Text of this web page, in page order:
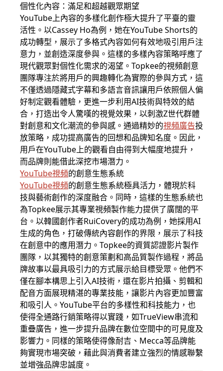
個性化內容：滿足和超越觀眾期望
YouTube上內容的多樣化創作極大提升了平臺的靈
活性。以Cassey Ho為例，她在YouTube Shorts的
成功轉型，展示了多格式內容如何有效地吸引用戶注
意力，並創造深度參與。這樣的多樣內容策略呼應了
現代觀眾對個性化需求的渴望。Topkee的視頻創意
團隊專注於將用戶的興趣轉化為實際的參與方式，這
不僅透過隱藏式字幕和多語言音訊讓用戶依照個人偏
好制定觀看體驗，更進一步利用AI技術與特效的結
合，打造出令人驚嘆的視覺效果，以刺激Z世代群體
對創意和文化潮流的參與感。通過精妙的視頻廣告投
放策略，成功提高廣告的回想和品牌知名度。因此，
用戶在YouTube上的觀看自由得到大幅度地提升，
而品牌則能借此深挖市場潛力。
YouTube視頻的創意生態系統
YouTube視頻的創意生態系統極具活力，體現於科
技與藝術創作的深度融合。同時，這樣的生態系統也
為Topkee展示其專業視頻製作能力提供了廣闊的平
台。以韓國創作者RuiCovery的成功為例，她採用AI
生成的角色，打破傳統內容創作的界限，展示了科技
在創意中的應用潛力。Topkee的資質認證影片製作
團隊，以其獨特的創意策劃和高品質製作過程，將品
牌故事以最具吸引力的方式展示給目標受眾。他們不
僅在腳本構思上引入AI技術，還在影片拍攝、剪輯和
配音方面展現精湛的專業技能，讓影片內容更加豐富
和吸引人。YouTube平台的多樣性和科技能力，也
使得全通路行銷策略得以實踐，如TrueView串流和
重疊廣告，進一步提升品牌在數位空間中的可見度及
影響力。同樣的策略使得像耐吉、Mecca等品牌能
夠實現市場突破，藉此與消費者建立強烈的情感聯繫
並增強品牌忠誠度。